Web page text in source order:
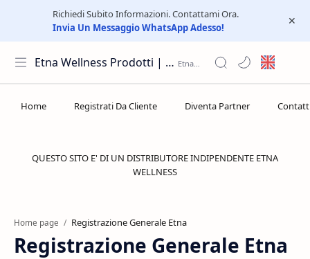
Richiedi Subito Informazioni. Contattami Ora.
Invia Un Messaggio WhatsApp Adesso!
Etna Wellness Prodotti | Distributore Elite Group
QUESTO SITO E' DI UN DISTRIBUTORE INDIPENDENTE ETNA
WELLNESS
Home page
Registrazione Generale Etna